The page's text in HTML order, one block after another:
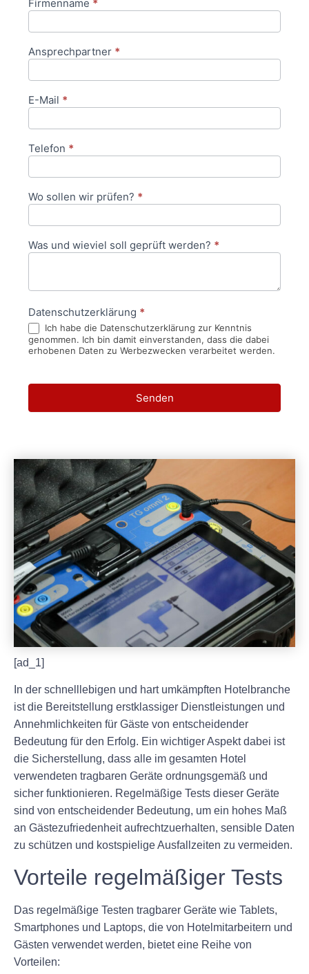
Anfrageformular
Firmenname *
Ansprechpartner *
E-Mail *
Telefon *
Wo sollen wir prüfen? *
Was und wieviel soll geprüft werden? *
Datenschutzerklärung *
Ich habe die Datenschutzerklärung zur Kenntnis
genommen. Ich bin damit einverstanden, dass die dabei
erhobenen Daten zu Werbezwecken verarbeitet werden.
Senden
[ad_1]
In der schnelllebigen und hart umkämpften Hotelbranche
ist die Bereitstellung erstklassiger Dienstleistungen und
Annehmlichkeiten für Gäste von entscheidender
Bedeutung für den Erfolg. Ein wichtiger Aspekt dabei ist
die Sicherstellung, dass alle im gesamten Hotel
verwendeten tragbaren Geräte ordnungsgemäß und
sicher funktionieren. Regelmäßige Tests dieser Geräte
sind von entscheidender Bedeutung, um ein hohes Maß
an Gästezufriedenheit aufrechtzuerhalten, sensible Daten
zu schützen und kostspielige Ausfallzeiten zu vermeiden.
Vorteile regelmäßiger Tests
Das regelmäßige Testen tragbarer Geräte wie Tablets,
Smartphones und Laptops, die von Hotelmitarbeitern und
Gästen verwendet werden, bietet eine Reihe von
Vorteilen: